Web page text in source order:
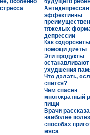
особенно
будущего
эффективны
тяжелых
депрессии
Как
помощи диеты
Эти продукты
ухудшения
Что делать,
спится?
Чем опасен
многократный
пищи
Врачи
наиболее
способах
мяса